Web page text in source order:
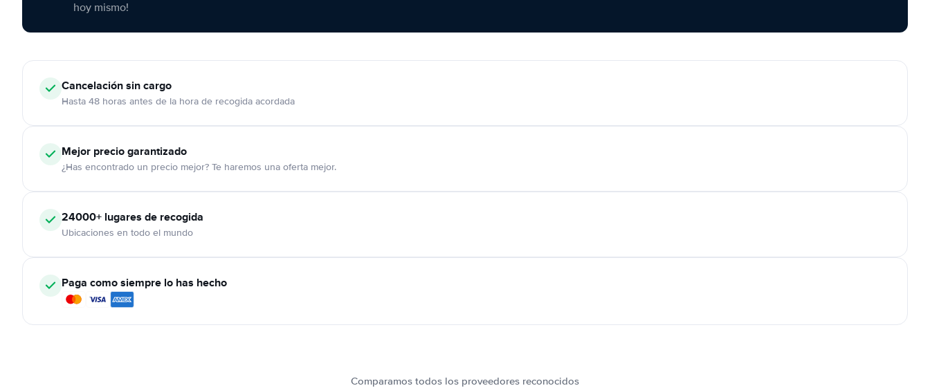
hoy mismo!
Cancelaciónsin cargo
Hasta 48 horas antes de la hora de recogida acordada
Mejor precio garantizado
¿Has encontrado un precio mejor? Te haremos una oferta mejor.
24000+ lugares de recogida
Ubicaciones en todo el mundo
Paga como siempre lo has hecho
Comparamos todos los proveedores reconocidos